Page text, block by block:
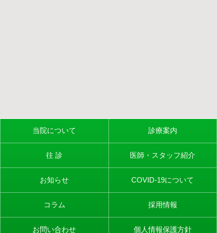
当院について 診療案内
往 診 医師・スタッフ紹介
お知らせ COVID-19について
コラム 採用情報
お問い合わせ 個人情報保護方針